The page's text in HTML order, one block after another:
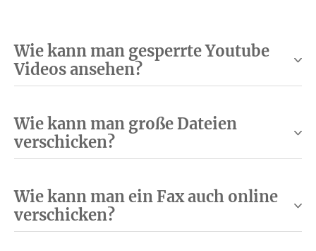
Wie kann man gesperrte Youtube
Videos ansehen?
Wie kann man große Dateien
verschicken?
Wie kann man ein Fax auch online
verschicken?